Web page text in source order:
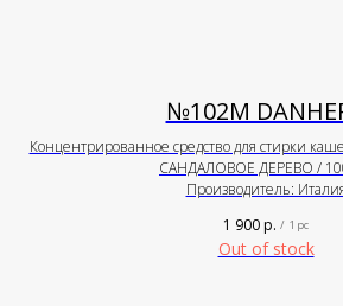
№102М
Концентрированное средство для стирки
САНДАЛОВОЕ ДЕРЕВО /
Производитель:
1 900р. / 1 pc
Out of stock